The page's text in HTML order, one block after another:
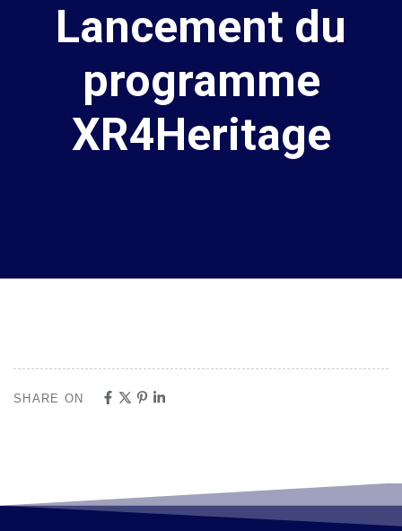
Lancement du
programme
XR4Heritage
SHARE ON